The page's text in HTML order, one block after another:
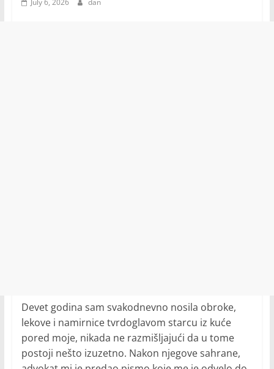
July 6, 2026 dan
Devet godina sam svakodnevno nosila obroke,
lekove i namirnice tvrdoglavom starcu iz kuće
pored moje, nikada ne razmišljajući da u tome
postoji nešto izuzetno. Nakon njegove sahrane,